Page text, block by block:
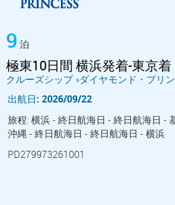
9 泊
極東10日間 横浜発着-東京着
クルーズシップ »ダイヤモンド・プリ
出航日: 2026/09/22
旅程: 横浜 - 終日航海日 - 終日航海日 -
沖縄 - 終日航海日 - 終日航海日 - 横浜
PD279973261001